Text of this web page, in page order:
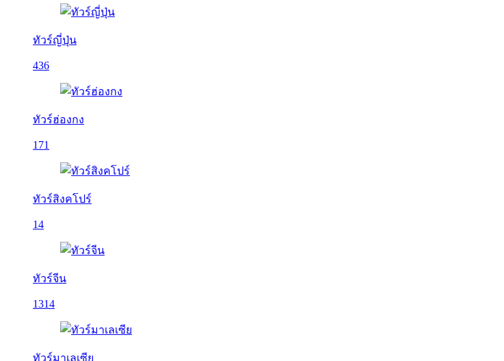
ทัวร์ญี่ปุ่น
436
ทัวร์ฮ่องกง
171
ทัวร์สิงคโปร์
14
ทัวร์จีน
1314
ทัวร์มาเลเซีย